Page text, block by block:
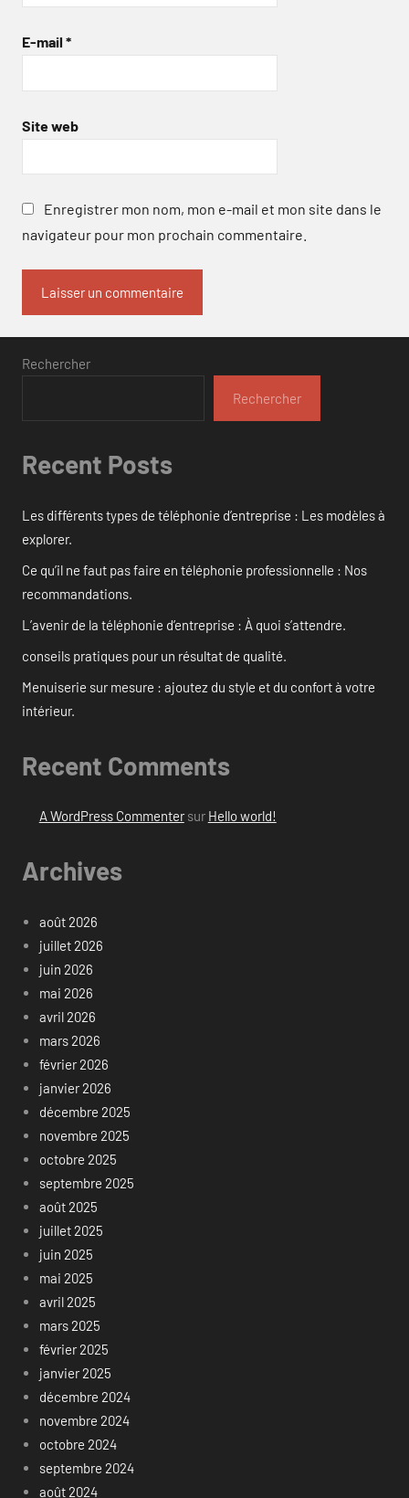
E-mail *
Site web
Enregistrer mon nom, mon e-mail et mon site dans le
navigateur pour mon prochain commentaire.
Rechercher
Rechercher
Recent Posts
Les différents types de téléphonie d’entreprise : Les modèles à
explorer.
Ce qu’il ne faut pas faire en téléphonie professionnelle : Nos
recommandations.
L’avenir de la téléphonie d’entreprise : À quoi s’attendre.
conseils pratiques pour un résultat de qualité.
Menuiserie sur mesure : ajoutez du style et du confort à votre
intérieur.
Recent Comments
A WordPress Commentersur Hello world!
Archives
août 2026
juillet 2026
juin 2026
mai 2026
avril 2026
mars 2026
février 2026
janvier 2026
décembre 2025
novembre 2025
octobre 2025
septembre 2025
août 2025
juillet 2025
juin 2025
mai 2025
avril 2025
mars 2025
février 2025
janvier 2025
décembre 2024
novembre 2024
octobre 2024
septembre 2024
août 2024